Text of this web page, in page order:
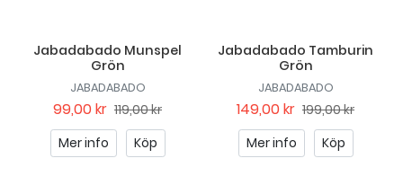
Jabadabado Munspel
Grön
JABADABADO
99,00 kr 119,00 kr
Mer info
Köp
Jabadabado Tamburin
Grön
JABADABADO
149,00 kr 199,00 kr
Mer info
Köp